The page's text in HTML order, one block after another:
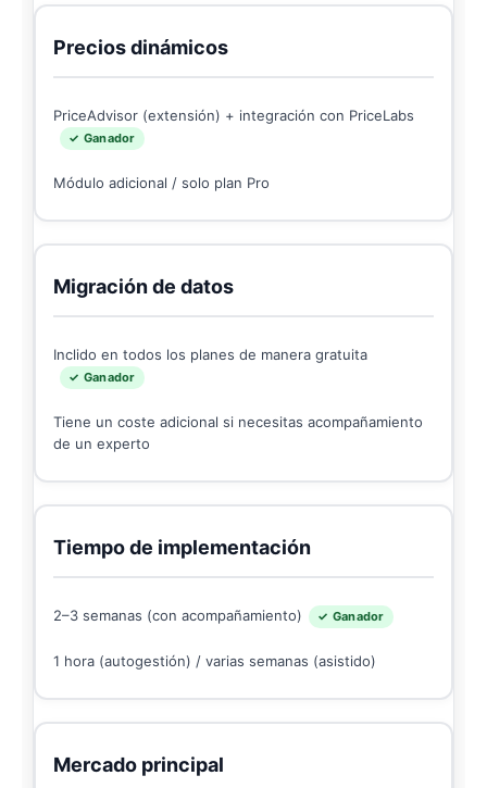
Precios dinámicos
PriceAdvisor (extensión) + integración con PriceLabs
✓ Ganador
Módulo adicional / solo plan Pro
Migración de datos
Inclido en todos los planes de manera gratuita
✓ Ganador
Tiene un coste adicional si necesitas acompañamiento
de un experto
Tiempo de implementación
2–3 semanas (con acompañamiento) ✓ Ganador
1 hora (autogestión) / varias semanas (asistido)
Mercado principal